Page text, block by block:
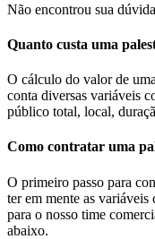
Não encontrou sua
Quanto custa uma
O cálculo do valor de
conta diversas variáveis
público total, local,
Como contratar uma
O primeiro passo para
ter em mente as
para o nosso time
abaixo.